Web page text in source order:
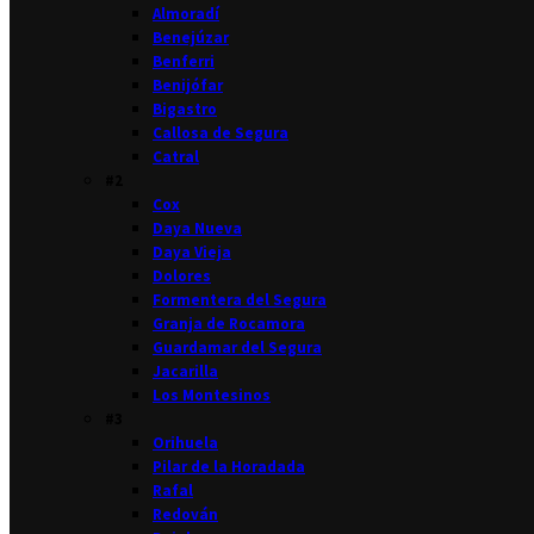
Almoradí
Benejúzar
Benferri
Benijófar
Bigastro
Callosa de Segura
Catral
Cox
Daya Nueva
Daya Vieja
Dolores
Formentera del Segura
Granja de Rocamora
Guardamar del Segura
Jacarilla
Los Montesinos
Orihuela
Pilar de la Horadada
Rafal
Redován